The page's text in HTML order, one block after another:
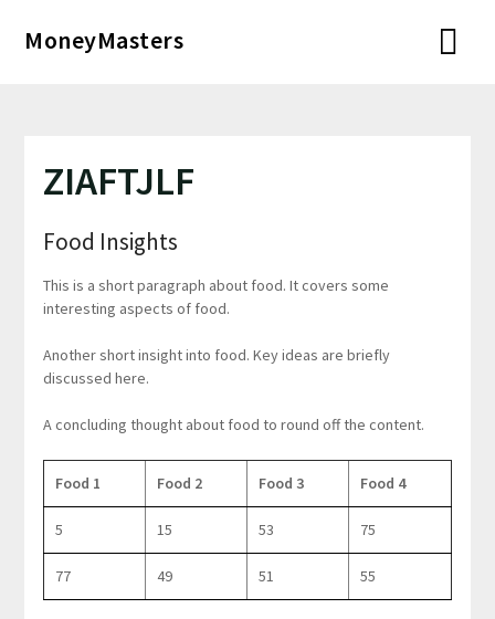
MoneyMasters
ZIAFTJLF
Food Insights
This is a short paragraph about food. It covers some
interesting aspects of food.
Another short insight into food. Key ideas are briefly
discussed here.
A concluding thought about food to round off the content.
Food 1 Food 2 Food 3 Food 4
5 15 53 75
77 49 51 55